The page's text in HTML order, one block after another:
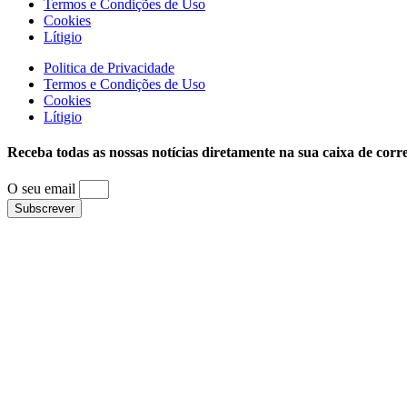
Termos e Condições de Uso
Cookies
Lítigio
Politica de Privacidade
Termos e Condições de Uso
Cookies
Lítigio
Receba todas as nossas notícias diretamente na sua caixa de
O seu email
Subscrever